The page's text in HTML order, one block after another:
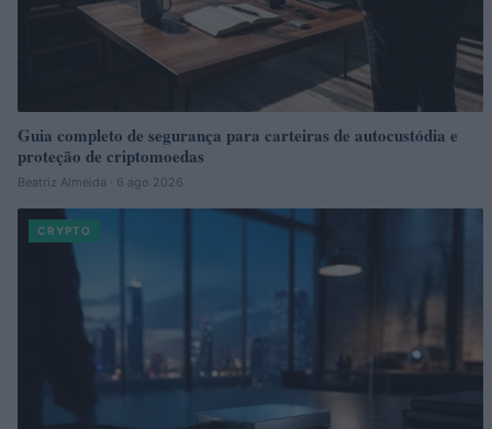
Guia completo de segurança para carteiras de autocustódia e
proteção de criptomoedas
Beatriz Almeida · 6 ago 2026
CRYPTO